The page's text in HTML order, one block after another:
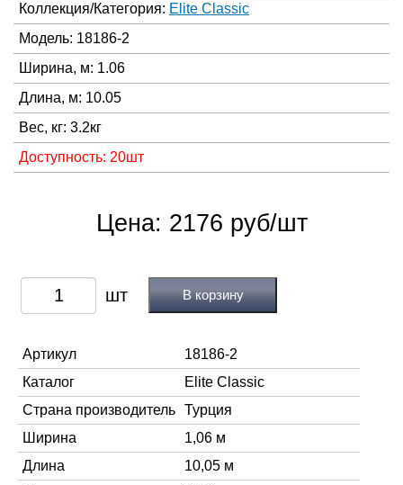
Коллекция/Категория: Elite Classic
Модель: 18186-2
Ширина, м: 1.06
Длина, м: 10.05
Вес, кг: 3.2кг
Доступность: 20шт
Цена: 2176 руб/шт
В корзину
Артикул
18186-2
Каталог
Elite Classic
Страна производитель Турция
Ширина
1,06 м
Длина
10,05 м